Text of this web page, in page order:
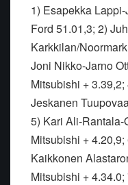
1) Esapekka
Ford 51.01,3; 2)
Karkkilan/
Joni Nikko-Jarno
Mitsubishi +
Jeskanen
5) Kari Ali-
Mitsubishi +
Kaikkonen
Mitsubishi +